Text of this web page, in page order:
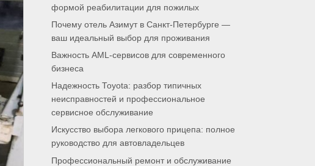
формой реабилитации для пожилых
Почему отель Азимут в Санкт-Петербурге —
ваш идеальный выбор для проживания
Важность AML-сервисов для современного
бизнеса
Надежность Toyota: разбор типичных
неисправностей и профессиональное
сервисное обслуживание
Искусство выбора легкового прицепа: полное
руководство для автовладельцев
Профессиональный ремонт и обслуживание